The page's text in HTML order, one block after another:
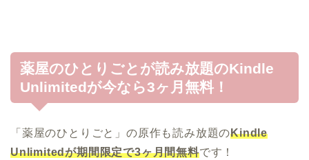
薬屋のひとりごとが読み放題のKindle
Unlimitedが今なら3ヶ月無料！
「薬屋のひとりごと」の原作も読み放題のKindle
Unlimitedが期間限定で3ヶ月間無料です！